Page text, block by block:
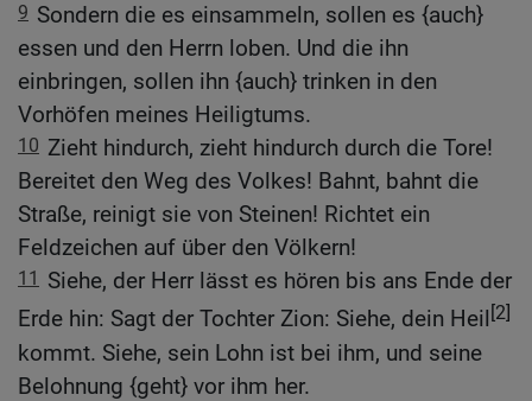
9 Sondern die es einsammeln, sollen es {auch}
essen und den Herrn loben. Und die ihn
einbringen, sollen ihn {auch} trinken in den
Vorhöfen meines Heiligtums.
10 Zieht hindurch, zieht hindurch durch die Tore!
Bereitet den Weg des Volkes! Bahnt, bahnt die
Straße, reinigt sie von Steinen! Richtet ein
Feldzeichen auf über den Völkern!
11 Siehe, der Herr lässt es hören bis ans Ende der
Erde hin: Sagt der Tochter Zion: Siehe, dein Heil[2]
kommt. Siehe, sein Lohn ist bei ihm, und seine
Belohnung {geht} vor ihm her.